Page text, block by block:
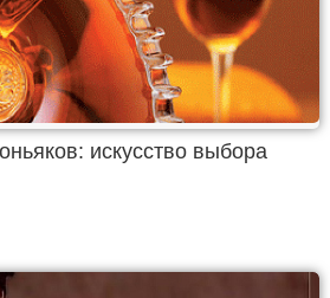
искусство выбора